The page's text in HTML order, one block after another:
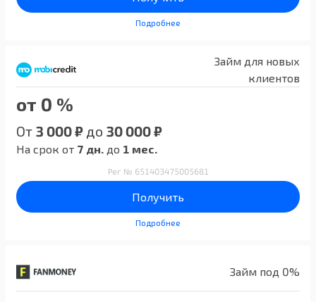
Подробнее
Займ для новых
клиентов
от 0 %
От 3 000 ₽ до 30 000 ₽
На срок от 7 дн. до 1 мес.
Рег № 651403475005681
Получить
Подробнее
Займ под 0%